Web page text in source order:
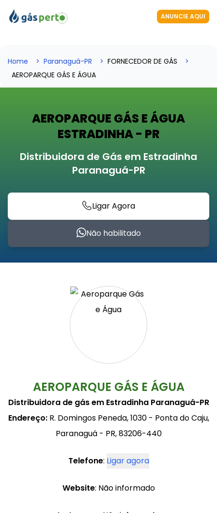
ANUNCIE AQUI
Home Paranaguá-PR
FORNECEDOR DE GÁS
AEROPARQUE GÁS E ÁGUA
AEROPARQUE GÁS E ÁGUA
ESTRADINHA - PR
Distribuidora de Gás em Estradinha
Paranaguá-PR
Ligar Agora
Não habilitado
AEROPARQUE GÁS E ÁGUA
Distribuidora de gás em Estradinha Paranaguá-PR
Endereço:R. Domingos Peneda, 1030 - Ponta do Caju,
Paranaguá - PR, 83206-440
Telefone: Ligar agora
Website: Não informado